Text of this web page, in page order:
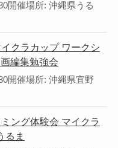
開催場所: 沖縄県うる
クラカップ ワークシ
編集勉強会
開催場所: 沖縄県宜野
ング体験会 マイクラ
るま